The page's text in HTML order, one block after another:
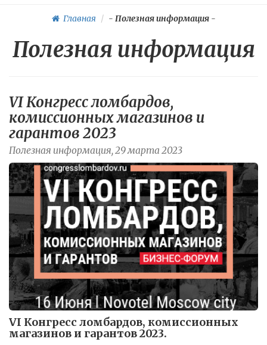
Главная - Полезная информация-
Полезная информация
VI Конгресс ломбардов,
комиссионных магазинов и
гарантов 2023
Полезная информация, 29 марта 2023
VI Конгресс ломбардов, комиссионных
магазинов и гарантов 2023.